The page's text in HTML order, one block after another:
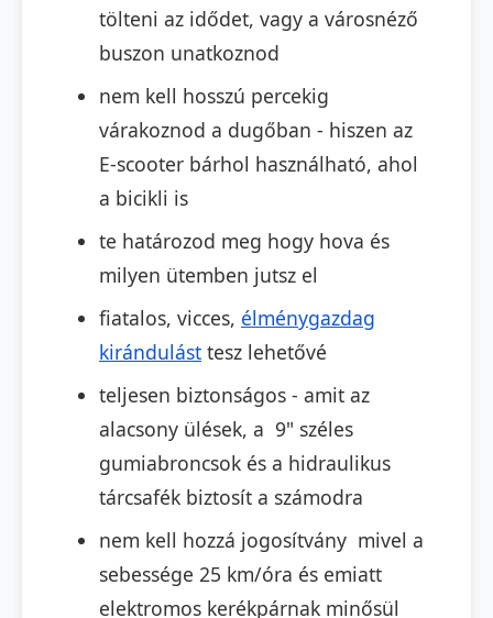
tölteni az idődet, vagy a városnéző
buszon unatkoznod
nem kell hosszú percekig
várakoznod a dugőban - hiszen az
E-scooter bárhol használható, ahol
a bicikli is
te határozod meg hogy hova és
milyen ütemben jutsz el
fiatalos, vicces, élménygazdag
kirándulást tesz lehetővé
teljesen biztonságos - amit az
alacsony ülések, a 9" széles
gumiabroncsok és a hidraulikus
tárcsafék biztosít a számodra
nem kell hozzá jogosítvány mivel a
sebessége 25 km/óra és emiatt
elektromos kerékpárnak minősül